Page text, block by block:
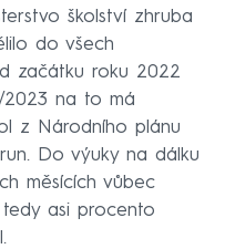
školství zhruba
do všech
začátku roku 2022
2023 na to má
z Národního plánu
Do výuky na dálku
měsících vůbec
tedy asi procento